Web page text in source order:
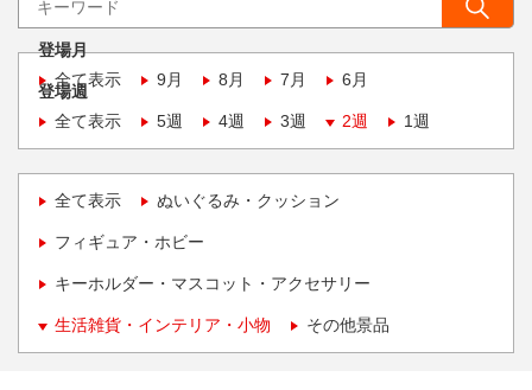
登場月
全て表示
9月 8月 7月 6月
登場週
全て表示
5週 4週 3週 2週 1週
全て表示 ぬいぐるみ・クッション
フィギュア・ホビー
キーホルダー・マスコット・アクセサリー
生活雑貨・インテリア・小物 その他景品